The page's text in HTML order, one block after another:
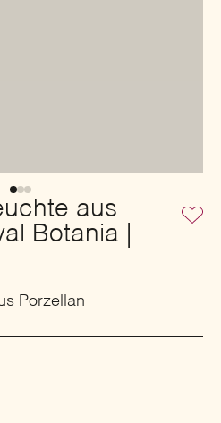
aus
Botania |
Porzellan